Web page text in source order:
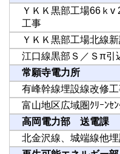
ＹＫＫ黒部工場66ｋv
工事
ＹＫＫ黒部工場北線
江口線黒部Ｓ／Ｓπ
常願寺電力所
有峰幹線埋設線改修
富山地区広域圏ｸﾘｰﾝｾ
高岡電力部 送電課
北金沢線、城端線他